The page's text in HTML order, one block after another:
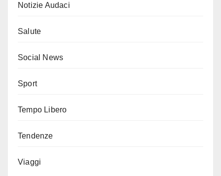
Notizie Audaci
Salute
Social News
Sport
Tempo Libero
Tendenze
Viaggi